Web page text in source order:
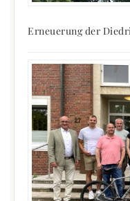
Erneuerung der